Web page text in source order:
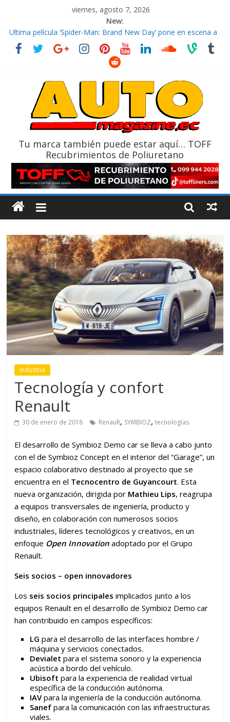
viernes, agosto 7, 2026
New:
El costo de tener un vehículo gana protagonismo a la hora de
decidir
Ultima película ‘Spider‑Man: Brand New Day’ pone en escena a
La Vuelta al Ecuador 2026, edición 47ª, recorre 7 provincias en 8
La FEDAK recibe 12 Sinotruk Bolden para cubrir las rutas de La
Tu marca también puede estar aquí… TOFF
Recubrimientos de Poliuretano
Industria
Tecnología y confort
Renault
30 de enero de 2018 Renault, SYMBIOZ,tecnologías
El desarrollo de Symbioz Demo car se lleva a cabo junto
con el de Symbioz Concept en el interior del “Garage”, un
espacio colaborativo destinado al proyecto que se
encuentra en el Tecnocentro de Guyancourt. Esta
nueva organización, dirigida por Mathieu Lips, reagrupa
a equipos transversales de ingeniería, producto y
diseño, en colaboración con numerosos socios
industriales, líderes tecnológicos y creativos, en un
enfoque Open Innovation adoptado por el Grupo
Renault.
Seis socios – open innovadores
Los seis socios principales implicados junto a los
equipos Renault en el desarrollo de Symbioz Demo car
han contribuido en campos específicos:
LG para el desarrollo de las interfaces hombre /
máquina y servicios conectados.
Devialet para el sistema sonoro y la experiencia
acústica a bordo del vehículo.
Ubisoft para la experiencia de realidad virtual
específica de la conducción autónoma.
IAVpara la ingeniería de la conducción autónoma.
Sanefpara la comunicación con las infraestructuras
viales.